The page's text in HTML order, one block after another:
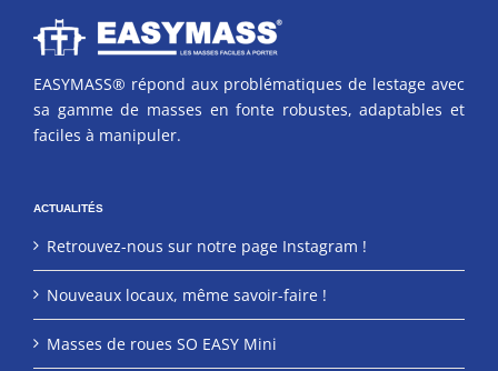
EASYMASS® répond aux problématiques de lestage avec
sa gamme de masses en fonte robustes, adaptables et
faciles à manipuler.
ACTUALITÉS
Retrouvez-nous sur notre page Instagram !
Nouveaux locaux, même savoir-faire !
Masses de roues SO EASY Mini